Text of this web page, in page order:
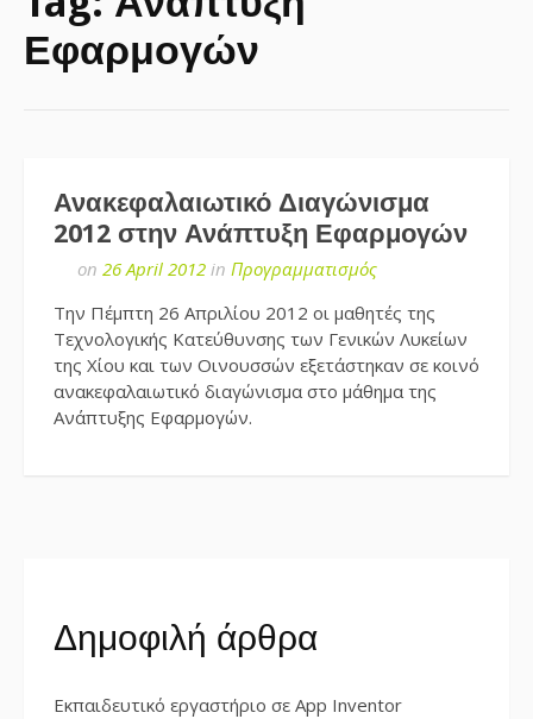
Εφαρμογών
Ανακεφαλαιωτικό Διαγώνισμα
2012 στην Ανάπτυξη Εφαρμογών
on 26 April 2012 in Προγραμματισμός
Την Πέμπτη 26 Απριλίου 2012 οι μαθητές της
Τεχνολογικής Κατεύθυνσης των Γενικών Λυκείων
της Χίου και των Οινουσσών εξετάστηκαν σε κοινό
ανακεφαλαιωτικό διαγώνισμα στο μάθημα της
Ανάπτυξης Εφαρμογών.
Δημοφιλή άρθρα
Εκπαιδευτικό εργαστήριο σε App Inventor